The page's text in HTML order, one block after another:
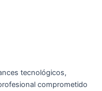
tecnológicos,
comprometido